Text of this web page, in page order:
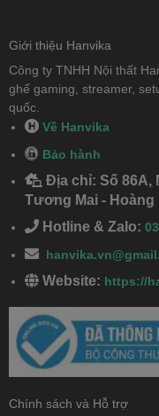
Giới thiệu Hanvika
Công ty TNHH Nội thất
ghế gaming, streamer,
quốc.
Về Hanvika
Bảo hành
Địa chỉ: Số 86A,
Tương Mai - Hoàng
Hotline & Zalo:
Website: https://
Chính sách và Hỗ trợ